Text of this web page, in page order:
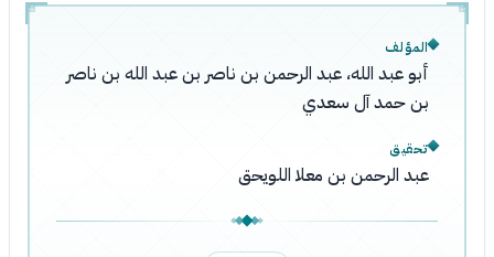
المؤلف
أبو عبد الله، عبد الرحمن بن ناصر بن عبد الله بن ناصر
بن حمد آل سعدي
تحقيق
عبد الرحمن بن معلا اللويحق